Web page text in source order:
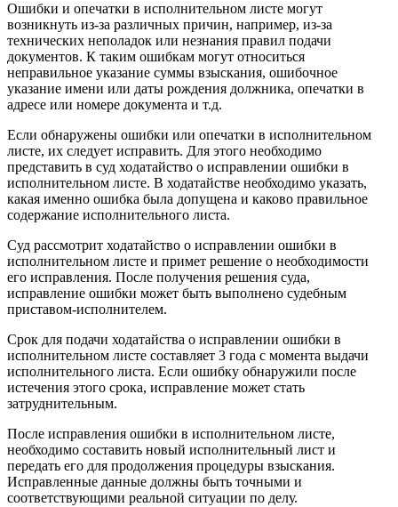
Ошибки и опечатки в исполнительном листе могут
возникнуть из-за различных причин, например, из-за
технических неполадок или незнания правил подачи
документов. К таким ошибкам могут относиться
неправильное указание суммы взыскания, ошибочное
указание имени или даты рождения должника, опечатки в
адресе или номере документа и т.д.
Если обнаружены ошибки или опечатки в исполнительном
листе, их следует исправить. Для этого необходимо
представить в суд ходатайство о исправлении ошибки в
исполнительном листе. В ходатайстве необходимо указать,
какая именно ошибка была допущена и каково правильное
содержание исполнительного листа.
Суд рассмотрит ходатайство о исправлении ошибки в
исполнительном листе и примет решение о необходимости
его исправления. После получения решения суда,
исправление ошибки может быть выполнено судебным
приставом-исполнителем.
Срок для подачи ходатайства о исправлении ошибки в
исполнительном листе составляет 3 года с момента выдачи
исполнительного листа. Если ошибку обнаружили после
истечения этого срока, исправление может стать
затруднительным.
После исправления ошибки в исполнительном листе,
необходимо составить новый исполнительный лист и
передать его для продолжения процедуры взыскания.
Исправленные данные должны быть точными и
соответствующими реальной ситуации по делу.